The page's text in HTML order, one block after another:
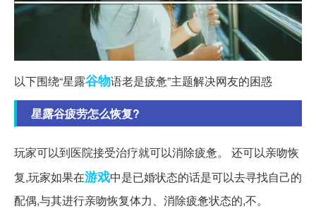
以下围绕“星露谷物语老是疲惫”主题解决网友的困惑
星露谷疲劳怎么恢复?
玩家可以到医院接受治疗就可以消除疲惫。 还可以亲吻恢
复,玩家如果在游戏中是已婚状态的话是可以去寻找自己的
配偶,与其进行亲吻恢复体力、消除疲惫状态的,不。